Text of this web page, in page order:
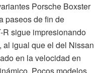
Porsche Boxster
paseos de fin de
R sigue impresionando
al igual que el del Nissan
en la velocidad en